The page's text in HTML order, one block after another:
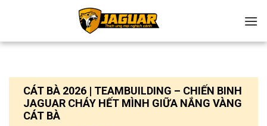
CÁT BÀ 2026 | TEAMBUILDING – CHIẾN BINH
JAGUAR CHÁY HẾT MÌNH GIỮA NẮNG VÀNG
CÁT BÀ